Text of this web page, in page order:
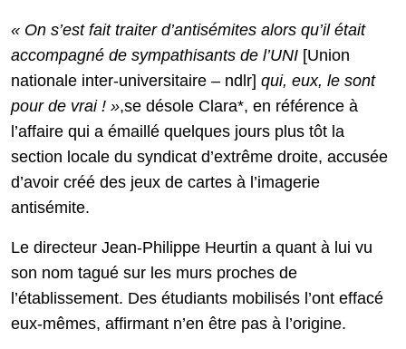
« On s’est fait traiter d’antisémites alors qu’il était
accompagné de sympathisants de l’UNI [Union
nationale inter-universitaire – ndlr] qui, eux, le sont
pour de vrai ! »,se désole Clara*, en référence à
l’affaire qui a émaillé quelques jours plus tôt la
section locale du syndicat d’extrême droite, accusée
d’avoir créé des jeux de cartes à l’imagerie
antisémite.
Le directeur Jean-Philippe Heurtin a quant à lui vu
son nom tagué sur les murs proches de
l’établissement. Des étudiants mobilisés l’ont effacé
eux-mêmes, affirmant n’en être pas à l’origine.